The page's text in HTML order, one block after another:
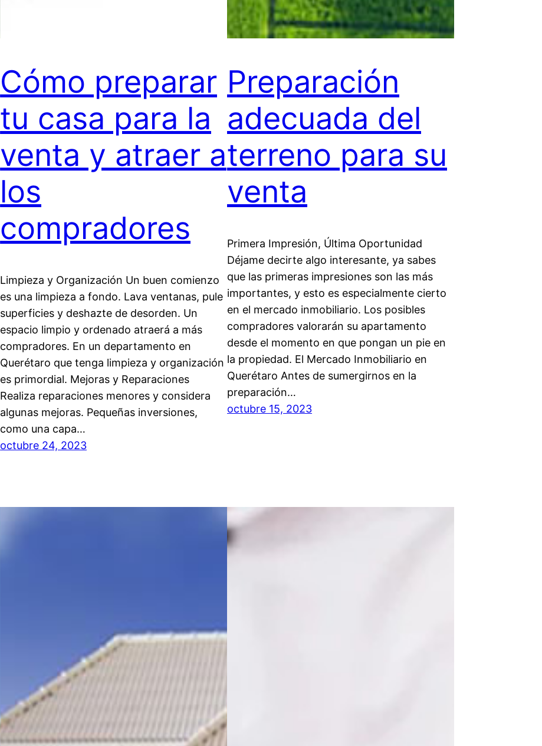
Cómo preparar
tu casa para la
venta y atraer a
los
compradores
Limpieza y Organización Un buen comienzo
es una limpieza a fondo. Lava ventanas, pule
superficies y deshazte de desorden. Un
espacio limpio y ordenado atraerá a más
compradores. En un departamento en
Querétaro que tenga limpieza y organización
es primordial. Mejoras y Reparaciones
Realiza reparaciones menores y considera
algunas mejoras. Pequeñas inversiones,
como una capa…
octubre 24, 2023
Preparación
adecuada del
terreno para su
venta
Primera Impresión, Última Oportunidad
Déjame decirte algo interesante, ya sabes
que las primeras impresiones son las más
importantes, y esto es especialmente cierto
en el mercado inmobiliario. Los posibles
compradores valorarán su apartamento
desde el momento en que pongan un pie en
la propiedad. El Mercado Inmobiliario en
Querétaro Antes de sumergirnos en la
preparación…
octubre 15, 2023